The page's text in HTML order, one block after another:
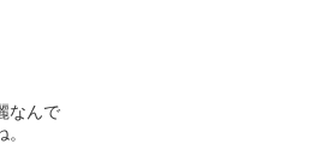
なんで